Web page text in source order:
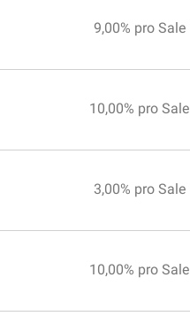
9,00% pro Sale
10,00% pro Sale
3,00% pro Sale
10,00% pro Sale